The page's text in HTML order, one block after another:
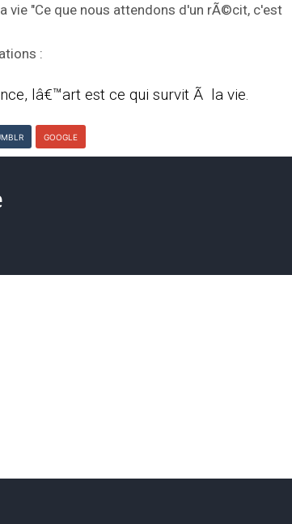
vie "Ce que nous attendons d'un rÃ©cit, c'est
:
lâ€™art est ce qui survit Ã la vie.
GOOGLE